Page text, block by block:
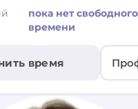
пока нет свободного
времени
время